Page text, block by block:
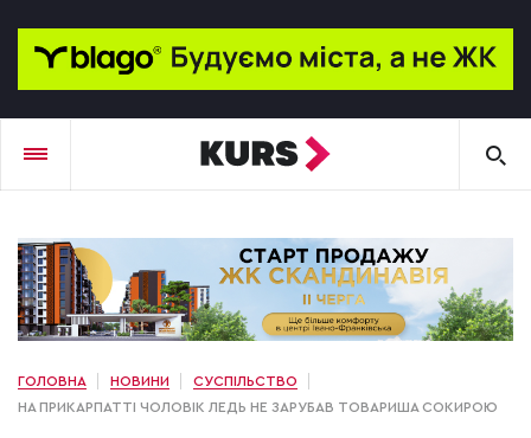
ГОЛОВНА НОВИНИ
СУСПІЛЬСТВО
НА ПРИКАРПАТТІ ЧОЛОВІК ЛЕДЬ НЕ ЗАРУБАВ ТОВАРИША СОКИРОЮ